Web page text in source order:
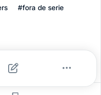
#fora de serie